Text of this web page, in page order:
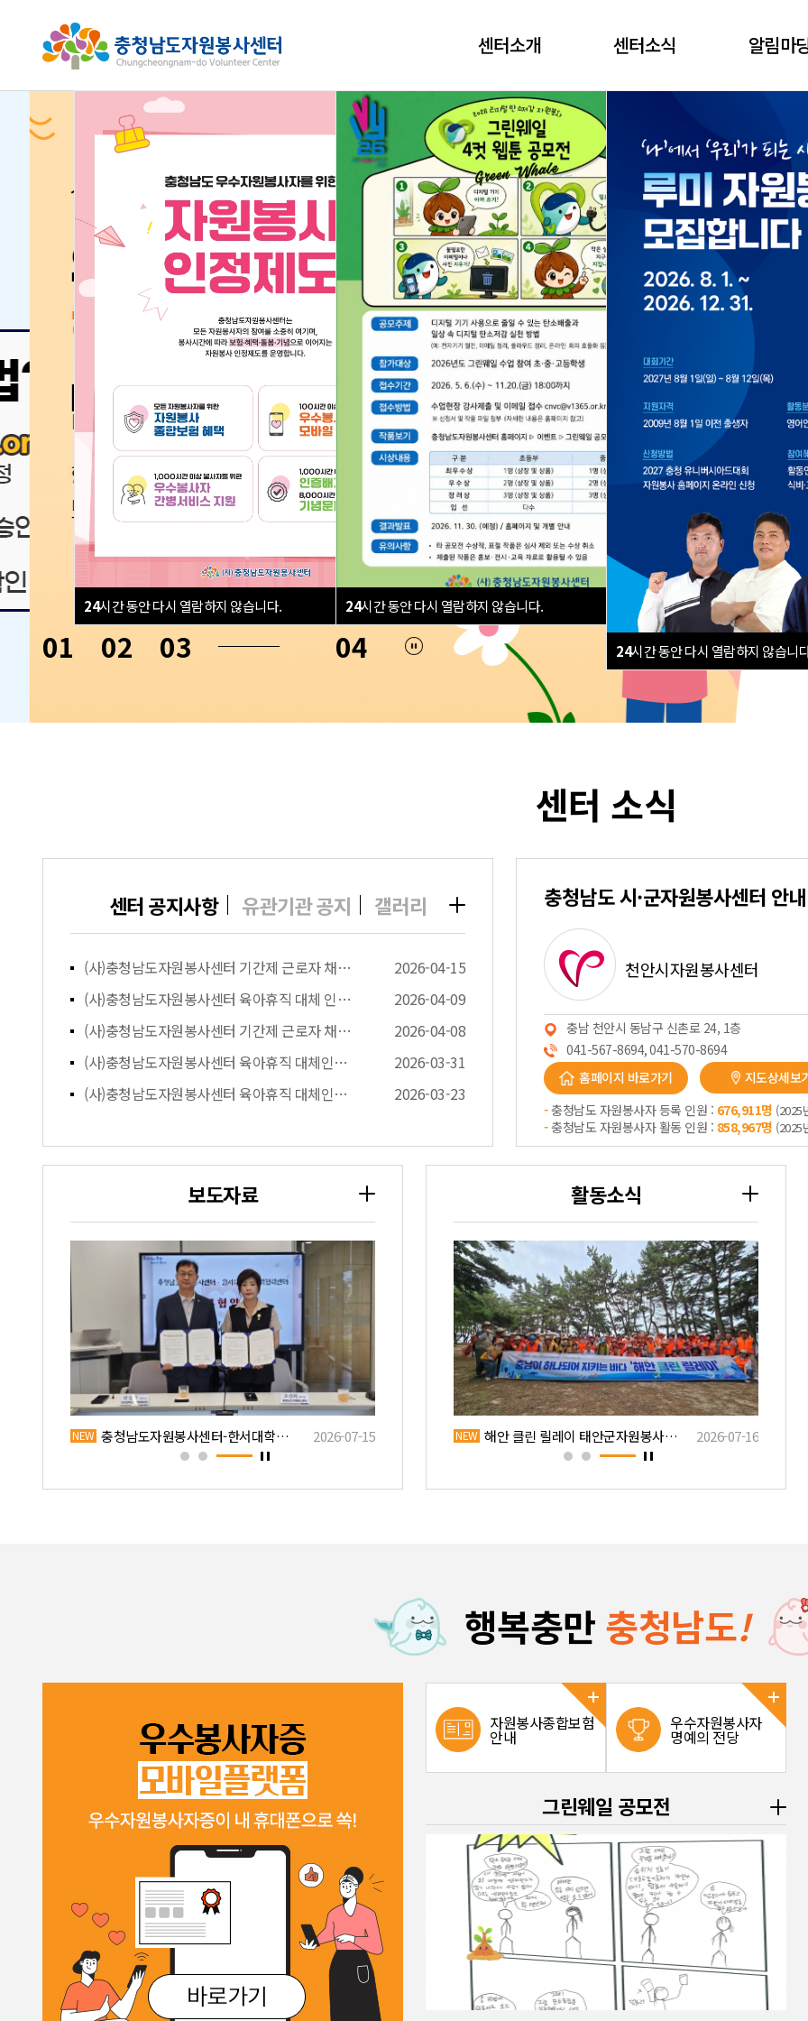
24시간 동안 다시 열람하지 않습니다. 닫기
24시간 동안 다시 열람하지 않습니다. 닫기
24시간 동안 다시 열람하지 않습니
센터소개 센터소식 알림마
01 click
02 click
03 click 04 click
센터 소식
센터 공지사항 유관기관 공지 갤러리
(사)충청남도자원봉사센터 기간제 근로자 채…
2026-04-15
(사)충청남도자원봉사센터 육아휴직 대체 인…
2026-04-09
(사)충청남도자원봉사센터 기간제 근로자 채…
2026-04-08
(사)충청남도자원봉사센터 육아휴직 대체인력…
2026-03-31
(사)충청남도자원봉사센터 육아휴직 대체인력…
2026-03-23
충청남도 시·군자원봉사센터 안내
천안시자원봉사센터
충남 천안시 동남구 신촌로 24, 1층
041-567-8694, 041-570-8694
홈페이지 바로가기
지도상세보
-충청남도 자원봉사자 등록 인원 : 676,911명 (2025
-충청남도 자원봉사자 활동 인원 : 858,967명 (2025
보도자료
NEW 충청남도자원봉사센터-한서대학교 지역협력센터… 2026-07-15 충청남도자원봉사센터-격렬비열도사랑운동본부 … 2026-08-06
활동소식
2026-07-27NEW 해안 클린 릴레이 대한민국특수임무유공자회충… NEW 해안 클린 릴레이 태안군자원봉사센터 활동 2026-07-16
행복충만 충청남도!
자원봉사종합보험
안내
우수자원봉사자
명예의 전당
그린웨일 공모전